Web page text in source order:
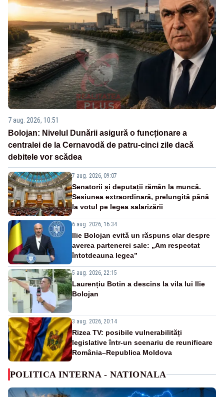
7 aug. 2026, 10:51
Bolojan: Nivelul Dunării asigură o funcționare a
centralei de la Cernavodă de patru-cinci zile dacă
debitele vor scădea
7 aug. 2026, 09:07
Senatorii și deputații rămân la muncă.
Sesiunea extraordinară, prelungită până
la votul pe legea salarizării
6 aug. 2026, 16:34
Ilie Bolojan evită un răspuns clar despre
averea partenerei sale: „Am respectat
întotdeauna legea”
5 aug. 2026, 22:15
Laurențiu Botin a descins la vila lui Ilie
Bolojan
3 aug. 2026, 20:14
Rizea TV: posibile vulnerabilități
legislative într-un scenariu de reunificare
România–Republica Moldova
POLITICA INTERNA - NATIONALA